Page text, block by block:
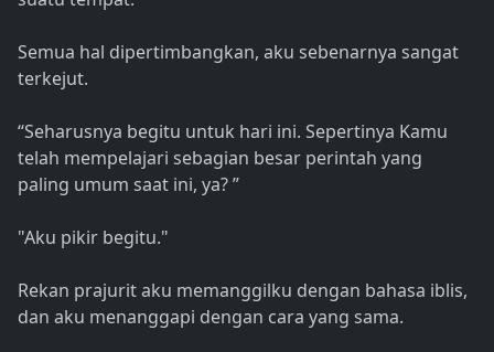
Semua hal dipertimbangkan, aku sebenarnya sangat
terkejut.
“Seharusnya begitu untuk hari ini. Sepertinya Kamu
telah mempelajari sebagian besar perintah yang
paling umum saat ini, ya? ”
"Aku pikir begitu."
Rekan prajurit aku memanggilku dengan bahasa iblis,
dan aku menanggapi dengan cara yang sama.